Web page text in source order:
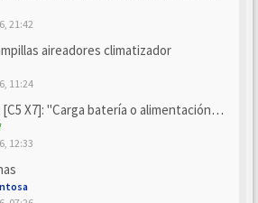
21:42
aireadores climatizador
11:24
X7]: "Carga batería o alimentación eléctri...
12:33